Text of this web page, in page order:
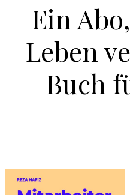
Ein
Leben
Buch